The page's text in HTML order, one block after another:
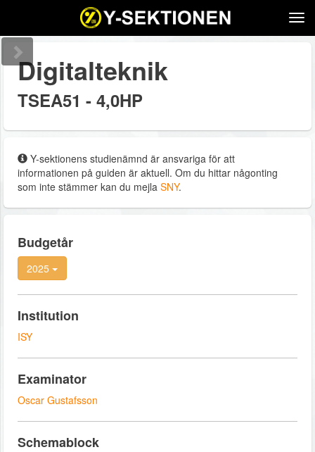
Digitalteknik
TSEA51 - 4,0HP
Y-sektionens studienämnd är ansvariga för att
informationen på guiden är aktuell. Om du hittar någonting
som inte stämmer kan du mejla SNY.
Budgetår
2025
Institution
ISY
Examinator
Oscar Gustafsson
Schemablock